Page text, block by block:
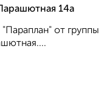
14а
от